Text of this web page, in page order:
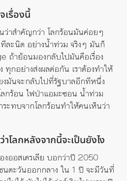
เรื่องนี้
นว่าสำคัญกว่า โลกร้อนมันค่อยๆ
ละนิด อย่างน้ำท่วม จริงๆ มันก็
ถ้าย้อนมองกลับไปมันคือเรื่อง
ทุกอย่างส่งผลต่อกัน เราต้องทำให้
งมันจะกลับไปที่รัฐบาลอีกทีหนึ่ง
ลกร้อน ไฟป่าแอมะซอน น้ำท่วม
ะทบจากโลกร้อนทำให้คนเห็นว่า
ลกหลังจากนี้จะเป็นยังไง
งออสเตรเลีย บอกว่าปี 2050
นตะวันออกกลาง ใน 1 ปี จะมีวันที่